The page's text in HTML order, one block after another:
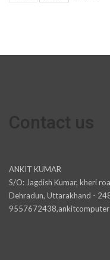
ANKIT KUMAR
S/O: Jagdish Kumar, kheri
Dehradun, Uttarakhand -